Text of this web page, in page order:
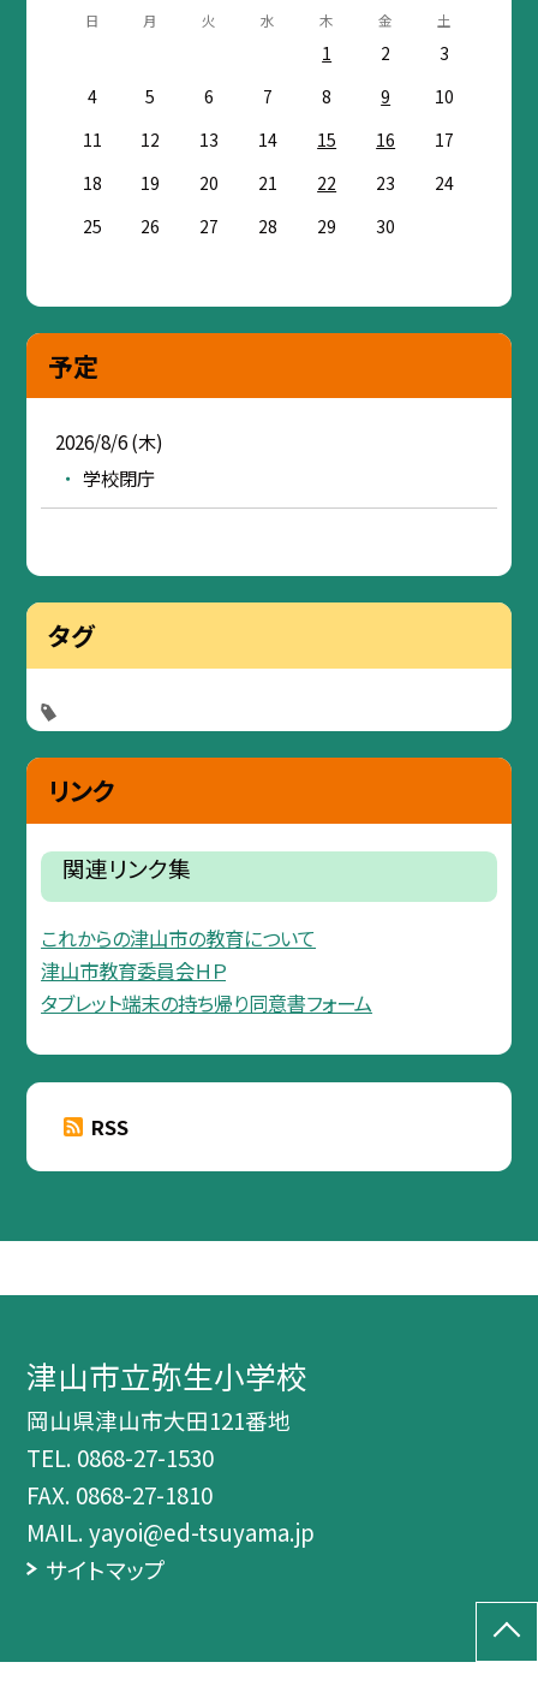
日 月 火 水 木 金 土
1 2
3
4
5 6 7 8 9
10
11
12 13 14 15 16
17
18
19 20 21 22 23
24
25
26 27 28 29 30
予定
2026/8/6 (木)
学校閉庁
タグ
リンク
関連リンク集
これからの津山市の教育について
津山市教育委員会ＨＰ
タブレット端末の持ち帰り同意書フォーム
RSS
津山市立弥生小学校
岡山県津山市大田121番地
TEL. 0868-27-1530
FAX. 0868-27-1810
MAIL. yayoi@ed-tsuyama.jp
サイトマップ